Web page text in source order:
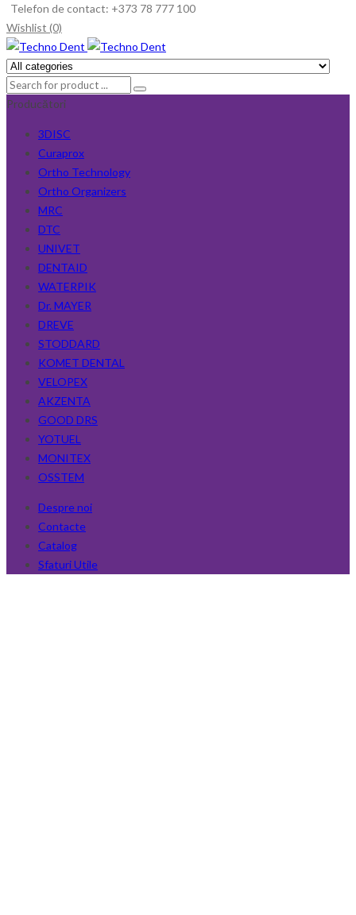
Telefon de contact: +373 78 777 100
Wishlist (0)
Producători
3DISC
Curaprox
Ortho Technology
Ortho Organizers
MRC
DTC
UNIVET
DENTAID
WATERPIK
Dr. MAYER
DREVE
STODDARD
KOMET DENTAL
VELOPEX
AKZENTA
GOOD DRS
YOTUEL
MONITEX
OSSTEM
Despre noi
Contacte
Catalog
Sfaturi Utile